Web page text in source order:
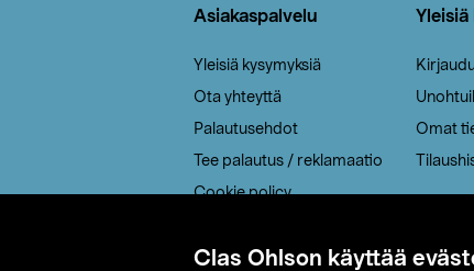
Clas Ohlson käyttää
Asiakaspalvelu
Yleisiä kysymyksiä
Ota yhteyttä
Palautusehdot
Tee palautus / reklamaatio
Cookie policy
Saavutettavuus
Omat